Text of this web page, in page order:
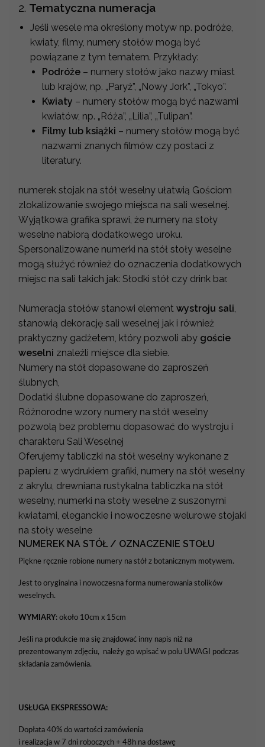
2. Tematyczna numeracja
Jeśli wesele ma określony motyw np. podróże,
kwiaty, filmy, numery stołów mogą być
powiązane z tym tematem. Przykłady:
Podróże – numery stołów jako nazwy miast
lub krajów, np. „Paryż”, „Nowy Jork”, „Tokyo”.
Kwiaty – numery stołów mogą być nazwami
kwiatów, np. „Róża”, „Lilia”, „Tulipan”.
Filmy lub książki – numery stołów mogą być
nazwami znanych filmów czy postaci z
literatury.
numerek stojak na stół weselny ułatwią Gościom
zlokalizowanie swojego miejsca na sali weselnej.
Wyjątkowa grafika sprawi, że numery na stoły
weselne nabiorą dodatkowego uroku.
Spersonalizowane numerki na stół stoły weselne
mogą służyć również do oznaczenia dodatkowych
miejsc na sali takich jak: Słodki stół czy drink bar.
Numeracja stołów stanowi element wystroju sali
stanowią dekorację sali weselnej jak i również
praktyczny gadżetem, który pozwoli aby goście
weselni znaleźli miejsce dla siebie.
Numery na stół dopasowane do zaproszeń
ślubnych,
Dodatki ślubne dopasowane do zaproszeń,
Różnorodne wzory numery na stół weselny
pozwolą bez problemu dopasować do wystroju i
charakteru Sali Weselnej
Oferujemy tabliczki na stół weselny wykonane z
papieru z wydrukiem grafiki, numery na stół weselny
z akrylu, drewniana rustykalna tabliczka na stół
weselny, numerki na stoły weselne z suszonymi
kwiatami, eleganckie i nowoczesne welurowe stojaki
na stoły weselne
NUMEREK NA STÓŁ / OZNACZENIE STOŁU
Piękne ręcznie robione numery na stół z botanicznym motywem.
Jest to oryginalna i nowoczesna forma numerowania stolików
weselnych.
WYMIARY: około 10cm x 15cm
Jeśli na produkcie ma się znajdować inny napis niż na
prezentowanym zdjęciu, należy go wpisać w polu UWAGI podczas
składania zamówienia.
USŁUGA EKSPRESSOWA:
Dopłata 40% do wartości zamówienia
i realizacja w 7 dni roboczych + 48h na dostawę